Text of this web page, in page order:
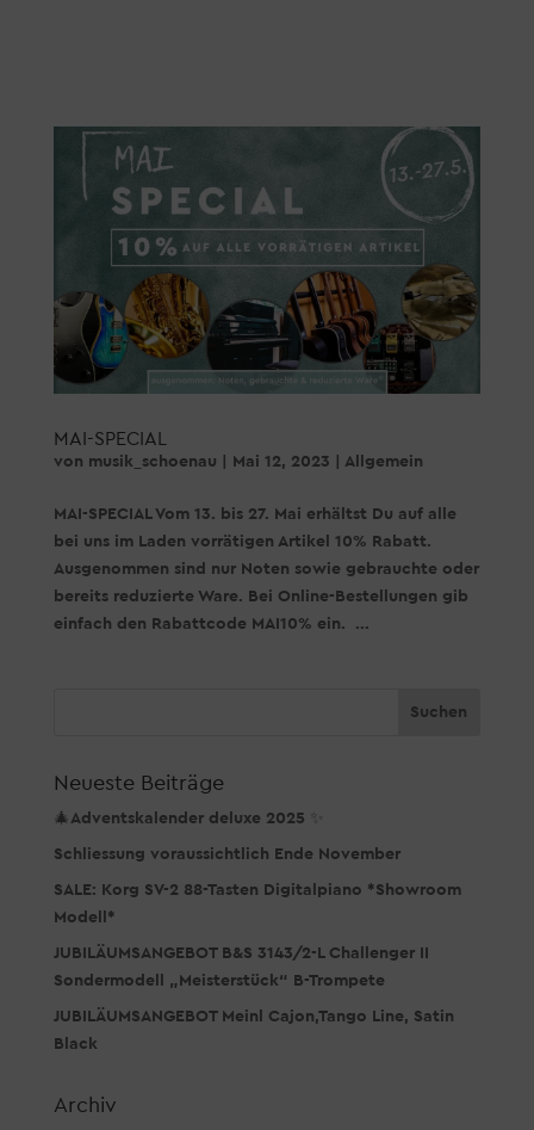
MAI-SPECIAL
von musik_schoenau Mai 12, 2023 Allgemein
MAI-SPECIAL Vom 13. bis 27. Mai erhältst Du auf alle
bei uns im Laden vorrätigen Artikel 10% Rabatt.
Ausgenommen sind nur Noten sowie gebrauchte oder
bereits reduzierte Ware. Bei Online-Bestellungen gib
einfach den Rabattcode MAI10% ein. ...
Neueste Beiträge
🎄Adventskalender deluxe 2025 ✨
Schliessung voraussichtlich Ende November
SALE: Korg SV-2 88-Tasten Digitalpiano *Showroom
Modell*
JUBILÄUMSANGEBOT B&S 3143/2-L Challenger II
Sondermodell „Meisterstück“ B-Trompete
JUBILÄUMSANGEBOT Meinl Cajon,Tango Line, Satin
Black
Archiv